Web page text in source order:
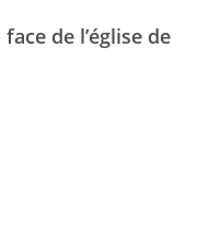
de l’église de